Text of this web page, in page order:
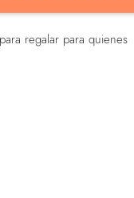
regalar para quienes